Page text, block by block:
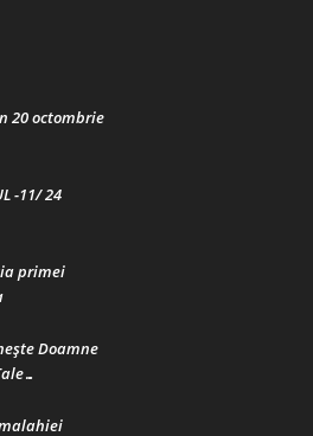
20 octombrie
-11/ 24
primei
Doamne